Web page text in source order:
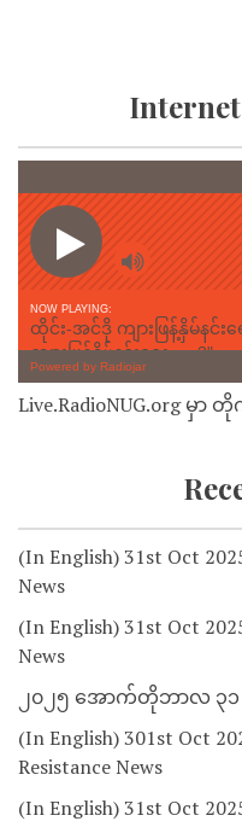
Live.RadioNUG.org မှာ
(In English) 31st Oct
News
(In English) 31st Oct
News
၂၀၂၅ အောက်တိုဘာလ ၃
(In English) 301st Oct
Resistance News
(In English) 31st Oct